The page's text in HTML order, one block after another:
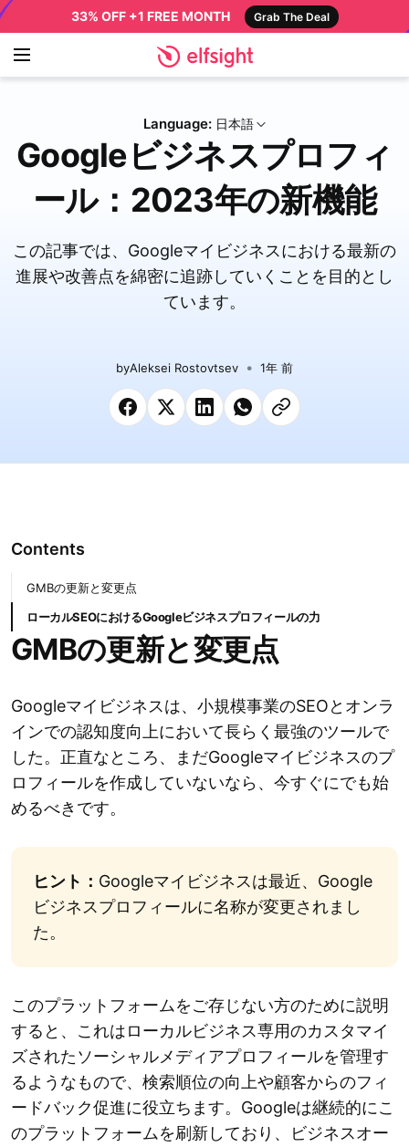
33% OFF +1 FREE MONTH Grab The Deal
Language: 日本語
Googleビジネスプロフィ
ール：2023年の新機能
この記事では、Googleマイビジネスにおける最新の
進展や改善点を綿密に追跡していくことを目的とし
ています。
byAleksei Rostovtsev 1年 前
GMBの更新と変更点
Googleマイビジネスは、小規模事業のSEOとオンラ
インでの認知度向上において長らく最強のツールで
した。正直なところ、まだGoogleマイビジネスのプ
ロフィールを作成していないなら、今すぐにでも始
めるべきです。
ヒント： Googleマイビジネスは最近、Google
ビジネスプロフィールに名称が変更されまし
た。
このプラットフォームをご存じない方のために説明
すると、これはローカルビジネス専用のカスタマイ
ズされたソーシャルメディアプロフィールを管理す
るようなもので、検索順位の向上や顧客からのフィ
ードバック促進に役立ちます。Googleは継続的にこ
のプラットフォームを刷新しており、ビジネスオー
Contents
GMBの更新と変更点
ローカルSEOにおけるGoogleビジネスプロフィールの力